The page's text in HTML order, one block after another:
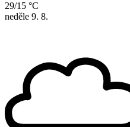
29/15 °C
neděle 9. 8.